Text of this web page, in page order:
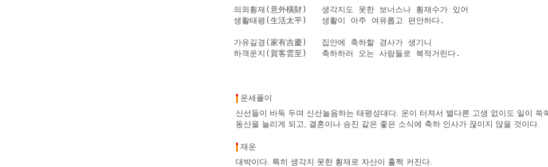
의외횡재(意外橫財)   생각지도 못한 보너스나 횡재수가 있어
생활태평(生活太平)   생활이 아주 여유롭고 편안하다.
가유길경(家有吉慶)   집안에 축하할 경사가 생기니
하객운지(賀客雲至)   축하하러 오는 사람들로 북적거린다.
운세풀이
신선들이 바둑 두며 신선놀음하는 태평성대다. 운이 터져서 별다른 고생 없이도 일이
동산을 늘리게 되고, 결혼이나 승진 같은 좋은 소식에 축하 인사가 끊이지 않을 것이다.
재운
대박이다. 특히 생각지 못한 횡재로 자산이 훌쩍 커진다.